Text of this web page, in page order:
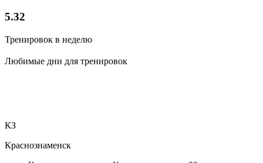
5.32
Тренировок в неделю
Любимые дни для тренировок
КЗ
Краснознаменск